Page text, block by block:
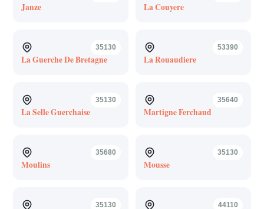
Janze La Couyere
35130
La Guerche De Bretagne
53390
La Rouaudiere
35130
La Selle Guerchaise
35640
Martigne Ferchaud
35680
Moulins
35130
Mousse
35130 44110